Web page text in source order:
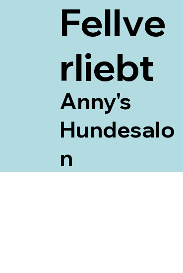
Fellve
rliebt
Anny's
Hundesalo
n